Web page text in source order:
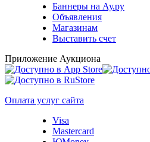
Баннеры на Ау.ру
Объявления
Магазинам
Выставить счет
Приложение Аукциона
Оплата услуг сайта
Visa
Mastercard